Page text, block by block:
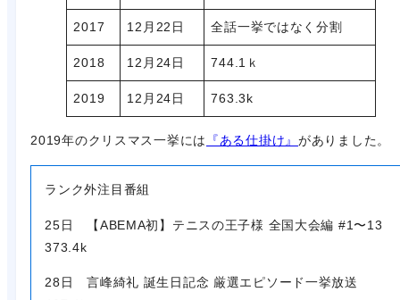
2017 12月22日 全話一挙ではなく分割
2018 12月24日 744.1ｋ
2019 12月24日 763.3k
2019年のクリスマス一挙には 『ある仕掛け』がありました。
ランク外注目番組
25日 【ABEMA初】テニスの王子様 全国大会編 #1〜13
373.4k
28日 言峰綺礼 誕生日記念 厳選エピソード一挙放送